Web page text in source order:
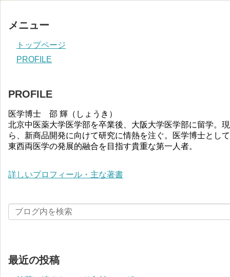
メニュー
トップページ
PROFILE
PROFILE
医学博士 邵 輝（しょうき）
北京中医薬大学医学部を卒業後、大阪大学医学部に留学。
ら、新商品開発に向けて研究に情熱を注ぐ。医学博士とし
東西両医学の発展的融合を目指す貴重な第一人者。
詳しいプロフィール・主な著書
最近の投稿